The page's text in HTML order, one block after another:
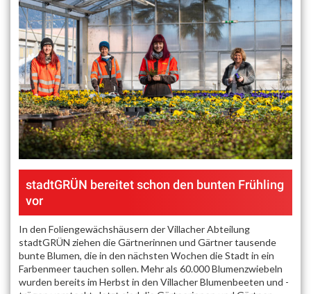
stadtGRÜN bereitet schon den bunten Frühling
vor
In den Foliengewächshäusern der Villacher Abteilung
stadtGRÜN ziehen die Gärtnerinnen und Gärtner tausende
bunte Blumen, die in den nächsten Wochen die Stadt in ein
Farbenmeer tauchen sollen. Mehr als 60.000 Blumenzwiebeln
wurden bereits im Herbst in den Villacher Blumenbeeten und -